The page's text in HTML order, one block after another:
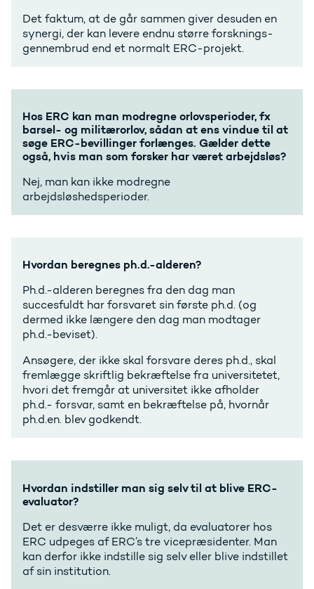
Det faktum, at de går sammen giver desuden en
synergi, der kan levere endnu større forsknings-
gennembrud end et normalt ERC-projekt.
Hos ERC kan man modregne orlovsperioder, fx
barsel- og militærorlov, sådan at ens vindue til at
søge ERC-bevillinger forlænges. Gælder dette
også, hvis man som forsker har været arbejdsløs?
Nej, man kan ikke modregne
arbejdsløshedsperioder.
Hvordan beregnes ph.d.-alderen?
Ph.d.-alderen beregnes fra den dag man
succesfuldt har forsvaret sin første ph.d. (og
dermed ikke længere den dag man modtager
ph.d.-beviset).
Ansøgere, der ikke skal forsvare deres ph.d., skal
fremlægge skriftlig bekræftelse fra universitetet,
hvori det fremgår at universitet ikke afholder
ph.d.- forsvar, samt en bekræftelse på, hvornår
ph.d.en. blev godkendt.
Hvordan indstiller man sig selv til at blive ERC-
evaluator?
Det er desværre ikke muligt, da evaluatorer hos
ERC udpeges af ERC’s tre vicepræsidenter. Man
kan derfor ikke indstille sig selv eller blive indstillet
af sin institution.